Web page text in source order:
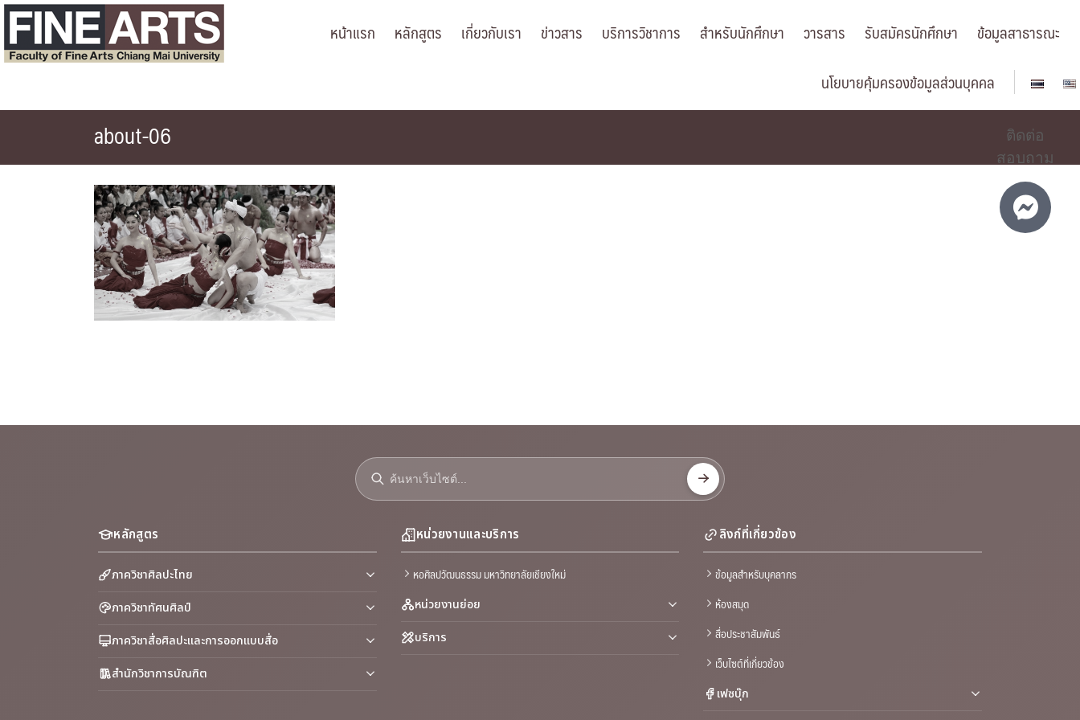
Skip
content
หน้าแรก หลักสูตร เกี่ยวกับเรา ข่าวสาร บริการวิชาการ สำหรับนักศึกษา วารสาร รับสมัครนักศึกษา
ข้อมูลสาธารณะ
นโยบายคุ้มครองข้อมูลส่วนบุคคล
about-06
หลักสูตร
ภาควิชาศิลปะไทย
ภาควิชาทัศนศิลป์
ภาควิชาสื่อศิลปะและการออกแบบสื่อ
สำนักวิชาการบัณฑิต
หน่วยงานและบริการ
หอศิลปวัฒนธรรม มหาวิทยาลัยเชียงใหม่
หน่วยงานย่อย
บริการ
ลิงก์ที่เกี่ยวข้อง
ข้อมูลสำหรับบุคลากร
ห้องสมุด
สื่อประชาสัมพันธ์
เว็บไซต์ที่เกี่ยวข้อง
เฟซบุ๊ก
ติดต่อ
สอบถาม